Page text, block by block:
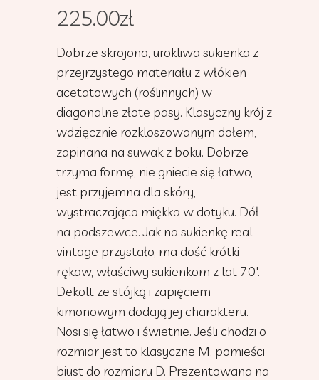
225.00zł
Dobrze skrojona, urokliwa sukienka z
przejrzystego materiału z włókien
acetatowych (roślinnych) w
diagonalne złote pasy. Klasyczny krój z
wdzięcznie rozkloszowanym dołem,
zapinana na suwak z boku. Dobrze
trzyma formę, nie gniecie się łatwo,
jest przyjemna dla skóry,
wystraczająco miękka w dotyku. Dół
na podszewce. Jak na sukienkę real
vintage przystało, ma dość krótki
rękaw, właściwy sukienkom z lat 70′.
Dekolt ze stójką i zapięciem
kimonowym dodają jej charakteru.
Nosi się łatwo i świetnie. Jeśli chodzi o
rozmiar jest to klasyczne M, pomieści
biust do rozmiaru D. Prezentowana na